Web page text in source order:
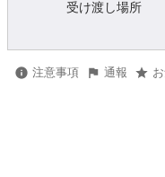
受け渡し場所
注意事項 通報